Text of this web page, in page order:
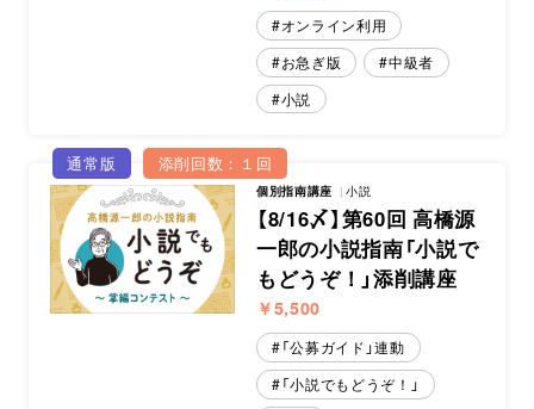
オンライン利用
お急ぎ版
中級者
小説
通常版 添削回数：１回
個別指南講座 小説
【8/16〆】第60回 高橋源
一郎の小説指南「小説で
もどうぞ！」添削講座
￥5,500
「公募ガイド」連動
「小説でもどうぞ！」